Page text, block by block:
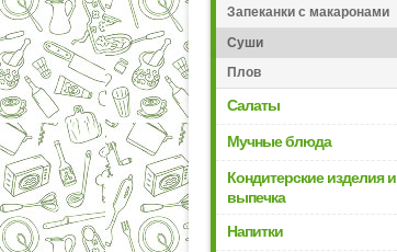
Запеканки с макаронами
Суши
Плов
Салаты
Мучные блюда
Кондитерские изделия и
выпечка
Напитки